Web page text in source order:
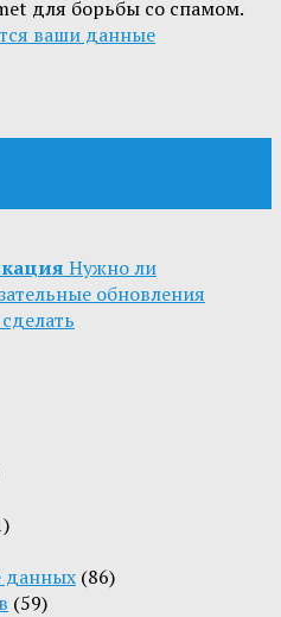
для борьбы со спамом.
ваши данные
Нужно ли
обновления
данных (86)
(59)